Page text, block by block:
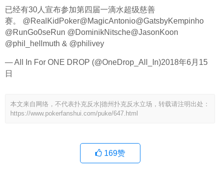
已经有30人宣布参加第四届一滴水超级慈善
赛。 @RealKidPoker@MagicAntonio@GatsbyKempinho
@RunGo0seRun @DominikNitsche@JasonKoon
@phil_hellmuth & @philivey
— All In For ONE DROP (@OneDrop_All_In)2018年6月15
日
本文来自网络，不代表扑克反水|德州扑克反水立场，转载请注明出处：
https://www.pokerfanshui.com/puke/647.html
169赞